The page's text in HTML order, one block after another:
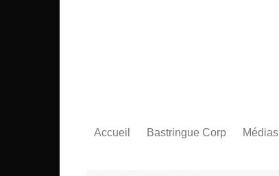
Accueil Bastringue Corp Médias